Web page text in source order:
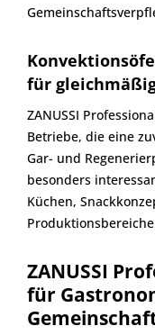
für
ZANUSSI
Betriebe, die eine
Gar- und
besonders
Küchen,
ZANUSSI
für